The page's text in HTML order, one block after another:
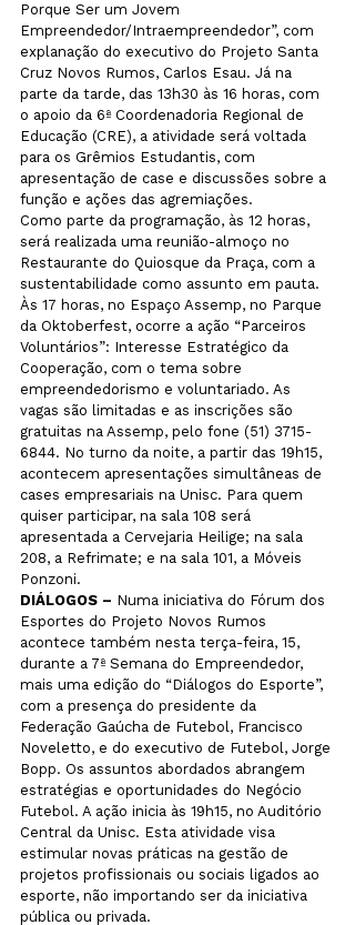
Porque Ser um Jovem
Empreendedor/Intraempreendedor”, com
explanação do executivo do Projeto Santa
Cruz Novos Rumos, Carlos Esau. Já na
parte da tarde, das 13h30 às 16 horas, com
o apoio da 6ª Coordenadoria Regional de
Educação (CRE), a atividade será voltada
para os Grêmios Estudantis, com
apresentação de case e discussões sobre a
função e ações das agremiações.
Como parte da programação, às 12 horas,
será realizada uma reunião-almoço no
Restaurante do Quiosque da Praça, com a
sustentabilidade como assunto em pauta.
Às 17 horas, no Espaço Assemp, no Parque
da Oktoberfest, ocorre a ação “Parceiros
Voluntários”: Interesse Estratégico da
Cooperação, com o tema sobre
empreendedorismo e voluntariado. As
vagas são limitadas e as inscrições são
gratuitas na Assemp, pelo fone (51) 3715-
6844. No turno da noite, a partir das 19h15,
acontecem apresentações simultâneas de
cases empresariais na Unisc. Para quem
quiser participar, na sala 108 será
apresentada a Cervejaria Heilige; na sala
208, a Refrimate; e na sala 101, a Móveis
DIÁLOGOS – Numa iniciativa do Fórum dos
Esportes do Projeto Novos Rumos
acontece também nesta terça-feira, 15,
durante a 7ª Semana do Empreendedor,
mais uma edição do “Diálogos do Esporte”,
com a presença do presidente da
Federação Gaúcha de Futebol, Francisco
Noveletto, e do executivo de Futebol, Jorge
Bopp. Os assuntos abordados abrangem
estratégias e oportunidades do Negócio
Futebol. A ação inicia às 19h15, no Auditório
Central da Unisc. Esta atividade visa
estimular novas práticas na gestão de
projetos profissionais ou sociais ligados ao
esporte, não importando ser da iniciativa